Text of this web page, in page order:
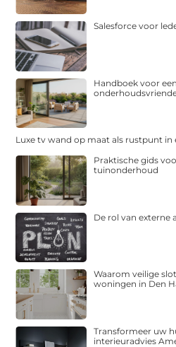
Salesforce voor
Handboek voor
Luxe tv wand op maat als rustpunt
Praktische gids
tuinonderhoud
De rol van externe
Waarom veilige
woningen in Den
Transformeer uw
interieuradvies